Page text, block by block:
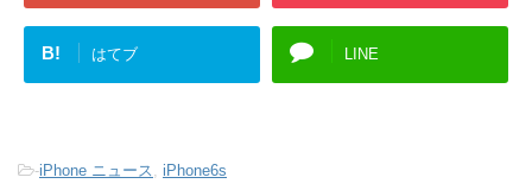
B! はてブ LINE
-iPhone ニュース
iPhone6s